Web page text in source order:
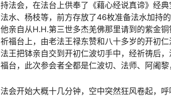
持法会，在法台上供奉了《藉心经说真谛》经
法水、杨枝等，前方存放了46枚准备法水加持
他亲自从H.H.第三世多杰羌佛那里请到的紫金
祈福台上，由老法王禄东赞和八十多岁的开初
法王把钵亲自交到开初仁波切手中，经祈祷后
福台，此次参会者全都是仁波切、法师、阿阇
法会开始大概十几分钟，空中突然狂风卷起，